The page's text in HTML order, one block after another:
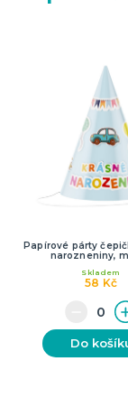
Papírové párty
narozneniny,
58 Kč
Skladem
Do